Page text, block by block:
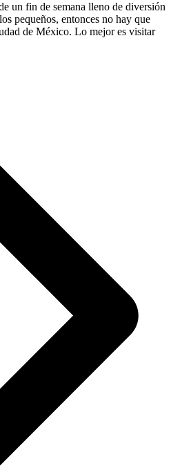
un fin de semana lleno de diversión
pequeños, entonces no hay que
de México. Lo mejor es visitar